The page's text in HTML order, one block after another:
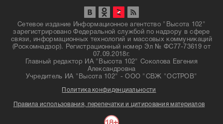
Сетевое издание Информационное агентство "Высота 102"
зарегистрировано Федеральной службой по надзору в сфере
связи, информационных технологий и массовых коммуникаций
(Роскомнадзор). Регистрационный номер Эл № ФС77-73619 от
07.09.2018г.
Главный редактор ИА "Высота 102" Соколова Евгения
Александровна
Учредитель ИА "Высота 102" - ООО "СВЖ "ОСТРОВ"
Политика конфиденциальности
Правила использования, перепечатки и цитирования материалов